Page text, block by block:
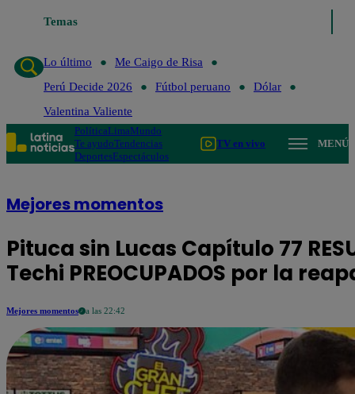
Temas
Lo último
Me Caigo de Risa
Perú Decide 2026
Fútbol peruano
Dólar
Valentina Valiente
PolíticaLimaMundo
Te ayudoTendencias
DeportesEspectáculos
TV en vivo MENÚ
Mejores momentos
Pituca sin Lucas Capítulo 77
Techi PREOCUPADOS por la
Mejores momentos a las 22:42